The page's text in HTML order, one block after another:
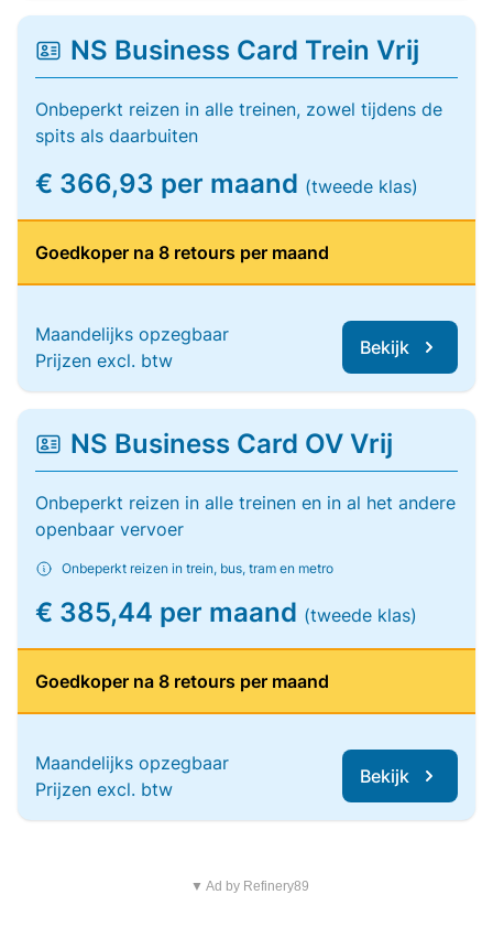
NS Business Card Trein Vrij
Onbeperkt reizen in alle treinen, zowel tijdens de
spits als daarbuiten
€ 366,93 per maand (tweede klas)
Goedkoper na 8 retours per maand
Maandelijks opzegbaar
Prijzen excl. btw
Bekijk
NS Business Card OV Vrij
Onbeperkt reizen in alle treinen en in al het andere
openbaar vervoer
Onbeperkt reizen in trein, bus, tram en metro
€ 385,44 per maand (tweede klas)
Goedkoper na 8 retours per maand
Maandelijks opzegbaar
Prijzen excl. btw
Bekijk
▼ Ad by Refinery89